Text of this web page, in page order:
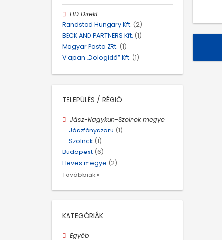
HD Direkt
Randstad Hungary Kft. (2)
BECK AND PARTNERS Kft. (1)
Magyar Posta ZRt. (1)
Viapan „Dologidő” Kft. (1)
TELEPÜLÉS / RÉGIÓ
Jász-Nagykun-Szolnok megye
Jászfényszaru (1)
Szolnok (1)
Budapest (6)
Heves megye (2)
Továbbiak »
KATEGÓRIÁK
Egyéb